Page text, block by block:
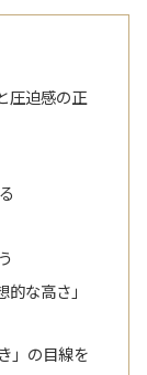
圧迫感の正
な高さ」
」の目線を